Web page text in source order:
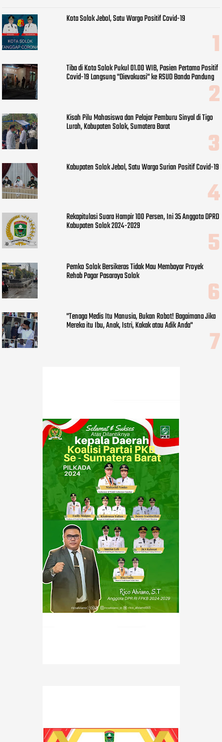
Kota Solok Jebol, Satu Warga Positif Covid-19
Tiba di Kota Solok Pukul 01.00 WIB, Pasien Pertama Positif
Covid-19 Langsung "Dievakuasi" ke RSUD Banda Pandung
Kisah Pilu Mahasiswa dan Pelajar Pemburu Sinyal di Tigo
Lurah, Kabupaten Solok, Sumatera Barat
Kabupaten Solok Jebol, Satu Warga Surian Positif Covid-19
Rekapitulasi Suara Hampir 100 Persen, Ini 35 Anggota DPRD
Kabupaten Solok 2024-2029
Pemko Solok Bersikeras Tidak Mau Membayar Proyek
Rehab Pagar Pasaraya Solok
"Tenaga Medis Itu Manusia, Bukan Robot! Bagaimana Jika
Mereka itu Ibu, Anak, Istri, Kakak atau Adik Anda"